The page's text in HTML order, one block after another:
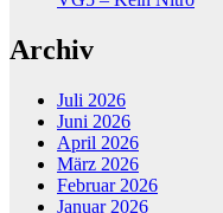
Archiv
Juli 2026
Juni 2026
April 2026
März 2026
Februar 2026
Januar 2026